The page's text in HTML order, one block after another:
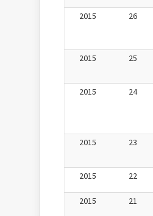
2015
26
2015
25
2015
24
2015
23
2015
22
2015
21